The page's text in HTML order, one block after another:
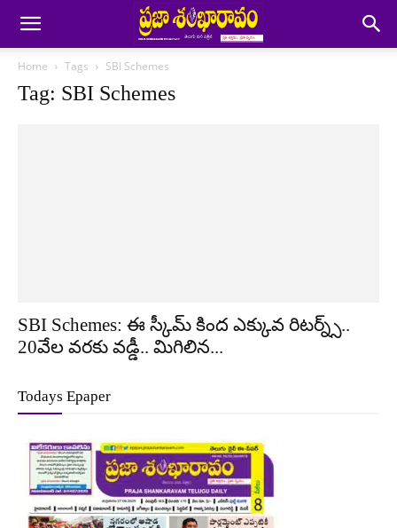
Home Tags SBI Schemes
Tag: SBI Schemes
SBI Schemes: ఈ స్కీమ్ కింద ఎక్కువ రిటర్న్స్..
20వేల వరకు వడ్డీ.. మిగిలిన...
Todays Epaper